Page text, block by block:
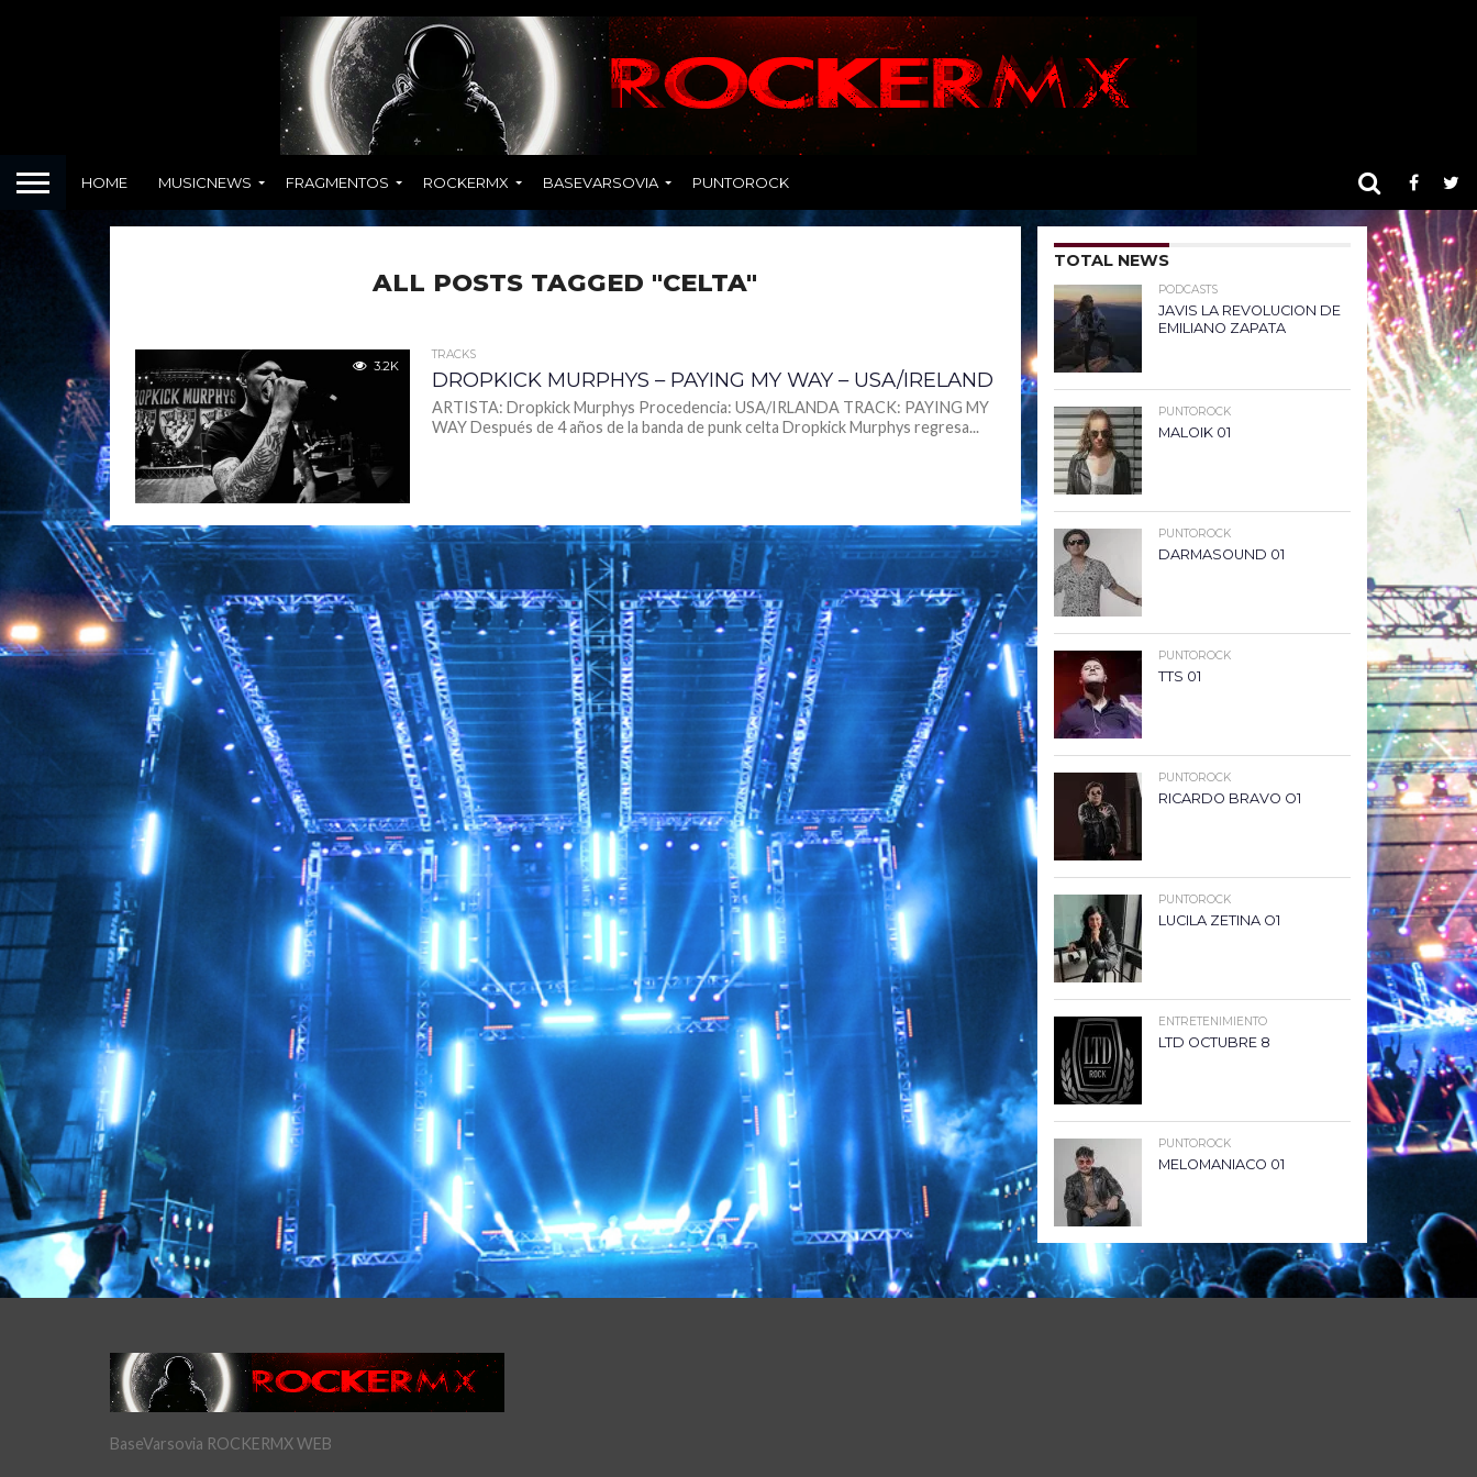
HOME MUSICNEWS FRAGMENTOS ROCKERMX BASEVARSOVIA PUNTOROCK
ALL POSTS TAGGED "CELTA"
3.2K
TRACKS
DROPKICK MURPHYS – PAYING MY WAY – USA/IRELAND
ARTISTA: Dropkick Murphys Procedencia: USA/IRLANDA TRACK: PAYING MY
WAY Después de 4 años de la banda de punk celta Dropkick Murphys regresa...
TOTAL NEWS
PODCASTS
JAVIS LA REVOLUCION DE
EMILIANO ZAPATA
PUNTOROCK
MALOIK 01
PUNTOROCK
DARMASOUND 01
PUNTOROCK
TTS 01
PUNTOROCK
RICARDO BRAVO O1
PUNTOROCK
LUCILA ZETINA O1
ENTRETENIMIENTO
LTD OCTUBRE 8
PUNTOROCK
MELOMANIACO 01
BaseVarsovia ROCKERMX WEB